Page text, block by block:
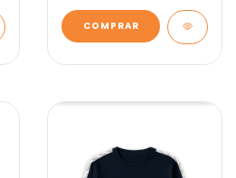
COMPRAR